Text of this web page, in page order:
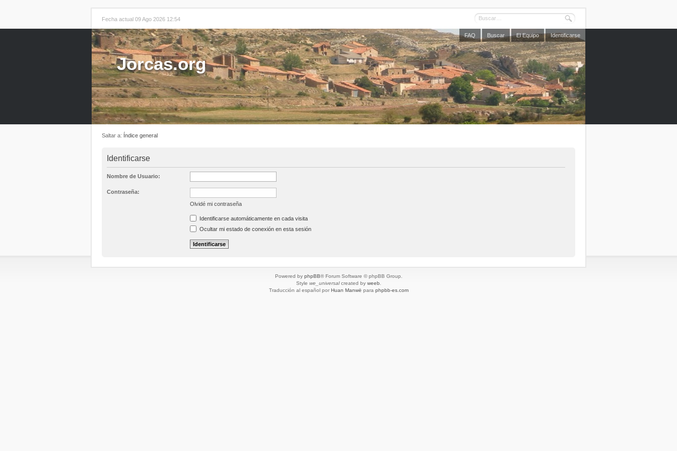
Fecha actual 09 Ago 2026 12:54
FAQ Buscar El Equipo Identificarse
Jorcas.org
Saltar a: Índice general
Identificarse
Nombre de Usuario:
Contraseña:
Olvidé mi contraseña
Identificarse automáticamente en cada visita
Ocultar mi estado de conexión en esta sesión
Powered by phpBB® Forum Software © phpBB Group.
Style we_universalcreated by weeb
Traducción al español por Huan Manwë para phpbb-es.com